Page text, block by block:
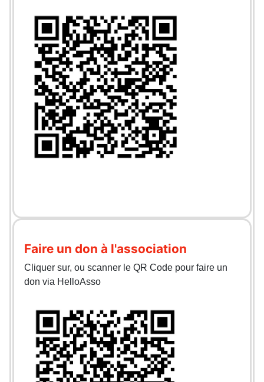
Faire un don à l'association
Cliquer sur, ou scanner le QR Code pour faire un
don via HelloAsso